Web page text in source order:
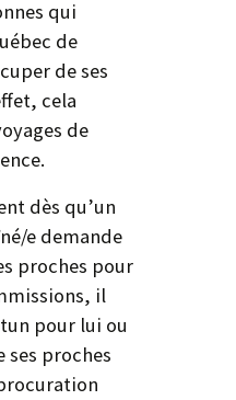
qui
de
de ses
cela
de
dès qu’un
e demande
proches pour
il
pour lui ou
ses proches